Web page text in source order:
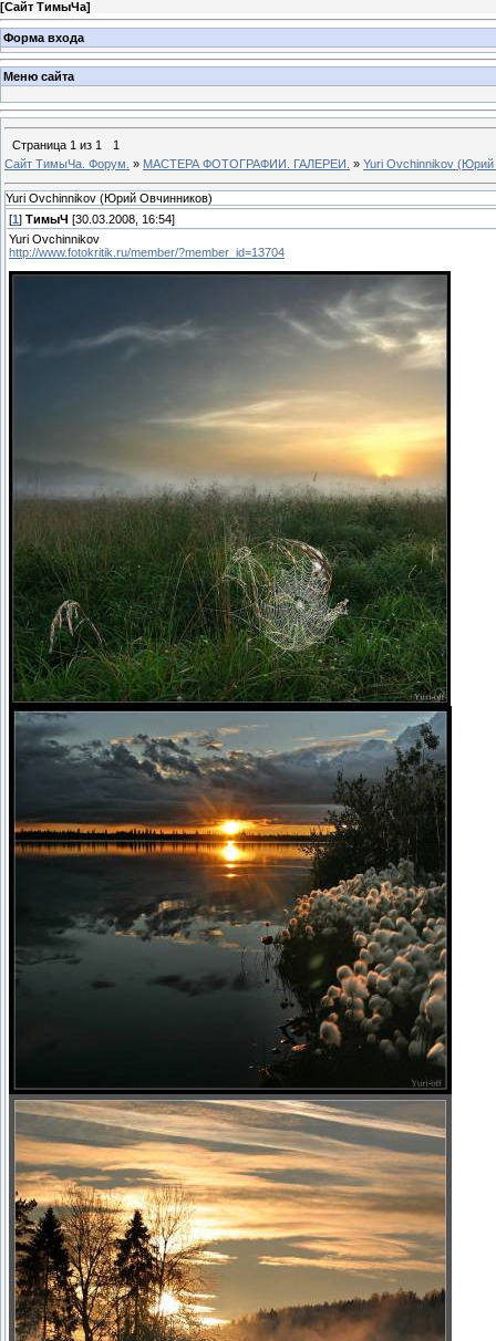
[Сайт ТимыЧа]
Форма входа
Меню сайта
Страница 1 из 1
1
Сайт ТимыЧа. Форум. » МАСТЕРА ФОТОГРАФИИ. ГАЛЕРЕИ. » Yuri Ovchinnikov
Yuri Ovchinnikov (Юрий Овчинников)
[1 ] ТимыЧ [30.03.2008, 16:54]
Yuri Ovchinnikov
http://www.fotokritik.ru/member/?member_id=13704